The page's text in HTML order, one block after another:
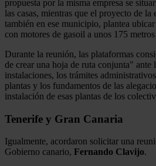
propuesta por la misma empresa se
las casas, mientras que el proyecto de la
también en ese municipio, plantea
con motores de gasoil a unos 175
Durante la reunión, las plataformas
de crear una hoja de ruta conjunta"
instalaciones, los trámites
plantas y los fundamentos de las
instalación de esas plantas de los
Tenerife y Gran Canaria
Igualmente, acordaron solicitar una
Gobierno canario, Fernando Clavijo.